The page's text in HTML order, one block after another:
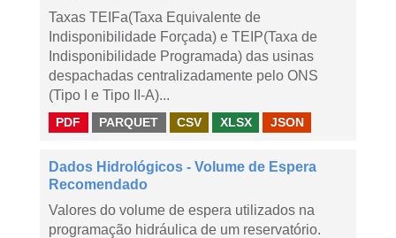
Taxas TEIFa(Taxa Equivalente de
Indisponibilidade Forçada) e TEIP(Taxa de
Indisponibilidade Programada) das usinas
despachadas centralizadamente pelo ONS
(Tipo I e Tipo II-A)...
PDF PARQUET CSV XLSX JSON
Dados Hidrológicos - Volume de Espera
Recomendado
Valores do volume de espera utilizados na
programação hidráulica de um reservatório.